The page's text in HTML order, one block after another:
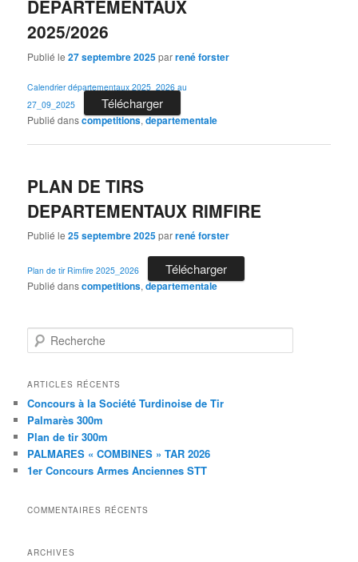
DEPARTEMENTAUX
2025/2026
Publié le27 septembre 2025parrené forster
Calendrier départementaux 2025_2026 au
27_09_2025
Télécharger
Publié danscompetitions,departementale
PLAN DE TIRS
DEPARTEMENTAUX RIMFIRE
Publié le25 septembre 2025parrené forster
Plan de tir Rimfire 2025_2026 Télécharger
Publié danscompetitions,departementale
e
h
r
c
h
e
ARTICLES RÉCENTS
Concours à la Société Turdinoise de Tir
Palmarès 300m
Plan de tir 300m
PALMARES « COMBINES » TAR 2026
1er Concours Armes Anciennes STT
COMMENTAIRES RÉCENTS
ARCHIVES